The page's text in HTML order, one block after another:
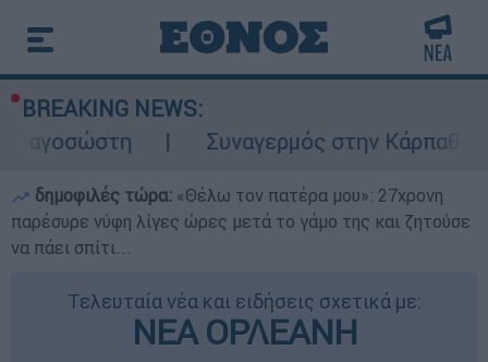
BREAKING NEWS:
Συναγερμός στην Κάρπαθο: Βρέθηκαν
δημοφιλές τώρα: «Θέλω τον πατέρα μου»: 27χρονη
παρέσυρε νύφη λίγες ώρες μετά το γάμο της και ζητούσε
να πάει σπίτι...
Τελευταία νέα και ειδήσεις σχετικά με:
ΝΕΑ ΟΡΛΕΑΝΗ